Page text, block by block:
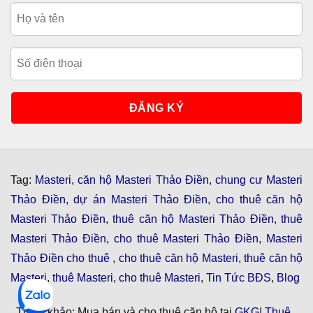
Tag: Masteri,căn hộ Masteri Thảo Điền, chung cư Masteri
Thảo Điền,dự án Masteri Thảo Điền, cho thuê căn hộ
Masteri Thảo Điền,thuê căn hộ Masteri Thảo Điền,thuê
Masteri Thảo Điền, cho thuê Masteri Thảo Điền, Masteri
Thảo Điền cho thuê , cho thuê căn hộ Masteri, thuê căn hộ
Masteri, thuê Masteri, cho thuê Masteri, Tin Tức BĐS, Blog